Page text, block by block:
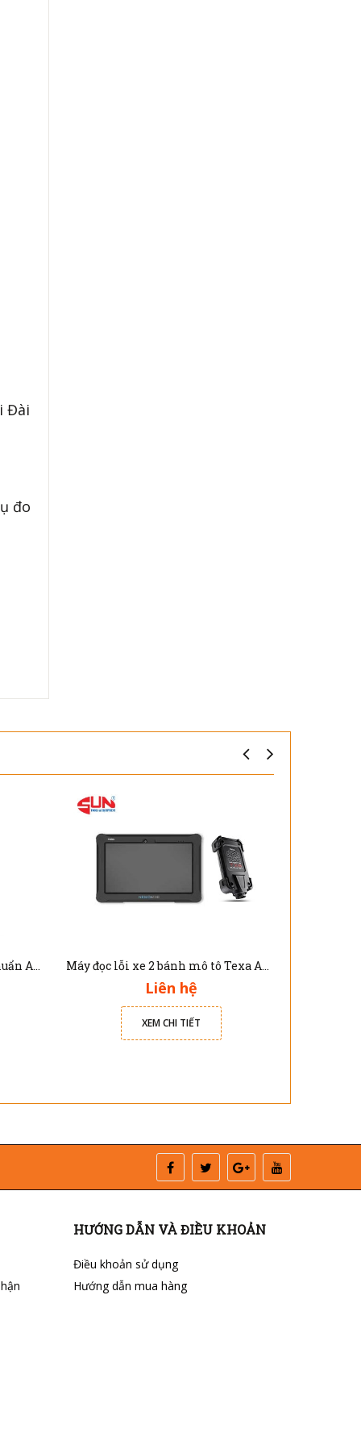
Đài
đo
Thiết bị chuẩn đoán và hiệu chuẩn ADAS cho xe ô tô Phoenix Elite Topdon Máy đọc lỗi xe 2 bánh mô tô Texa Axone Nemo Mini TXB
Liên hệ
XEM CHI TIẾT
HƯỚNG DẪN VÀ ĐIỀU KHOẢN
Điều khoản sử dụng
Hướng dẫn mua hàng